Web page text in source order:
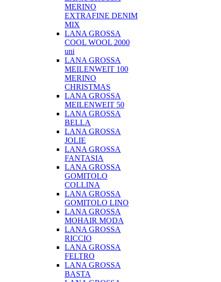
MERINO
EXTRAFINE DENIM
MIX
LANA GROSSA
COOL WOOL 2000
uni
LANA GROSSA
MEILENWEIT 100
MERINO
CHRISTMAS
LANA GROSSA
MEILENWEIT 50
LANA GROSSA
BELLA
LANA GROSSA
JOLIE
LANA GROSSA
FANTASIA
LANA GROSSA
GOMITOLO
COLLINA
LANA GROSSA
GOMITOLO LINO
LANA GROSSA
MOHAIR MODA
LANA GROSSA
RICCIO
LANA GROSSA
FELTRO
LANA GROSSA
BASTA